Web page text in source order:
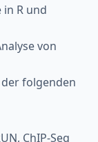
R und
von
folgenden
ChIP-Seq